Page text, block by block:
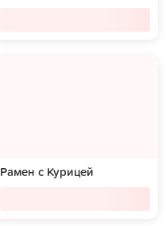
Рамен с Курицей